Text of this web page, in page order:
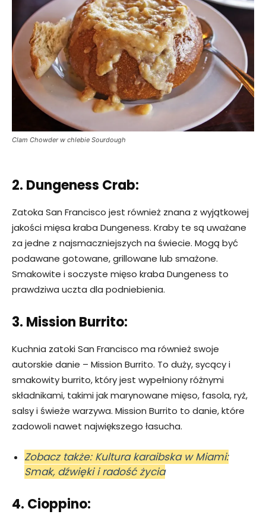
Clam Chowder w chlebie Sourdough
2. Dungeness Crab:
Zatoka San Francisco jest również znana z wyjątkowej
jakości mięsa kraba Dungeness. Kraby te są uważane
za jedne z najsmaczniejszych na świecie. Mogą być
podawane gotowane, grillowane lub smażone.
Smakowite i soczyste mięso kraba Dungeness to
prawdziwa uczta dla podniebienia.
3. Mission Burrito:
Kuchnia zatoki San Francisco ma również swoje
autorskie danie – Mission Burrito. To duży, sycący i
smakowity burrito, który jest wypełniony różnymi
składnikami, takimi jak marynowane mięso, fasola, ryż,
salsy i świeże warzywa. Mission Burrito to danie, które
zadowoli nawet największego łasucha.
Zobacz także: Kultura karaibska w Miami:
Smak, dźwięki i radość życia
4. Cioppino: